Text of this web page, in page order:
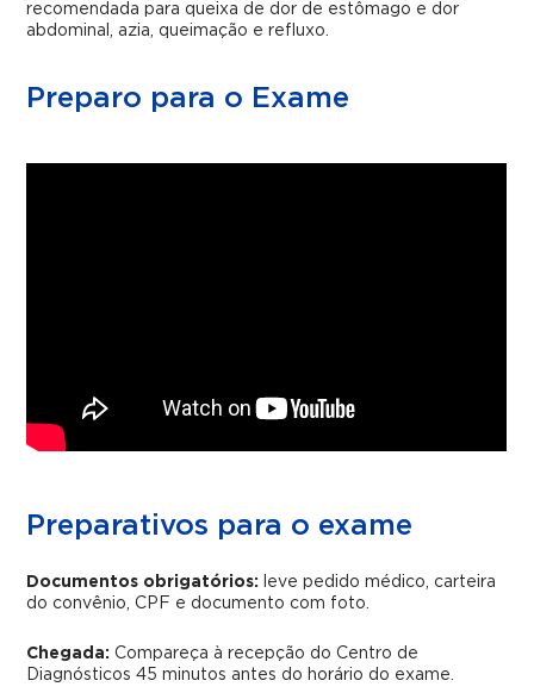
recomendada para queixa de dor de estômago e dor
abdominal, azia, queimação e refluxo.
Preparo para o Exame
Preparativos para o exame
Documentos obrigatórios:
leve pedido médico, carteira
do convênio, CPF e documento com foto.
Chegada: Compareça à recepção do Centro de
Diagnósticos 45 minutos antes do horário do exame.